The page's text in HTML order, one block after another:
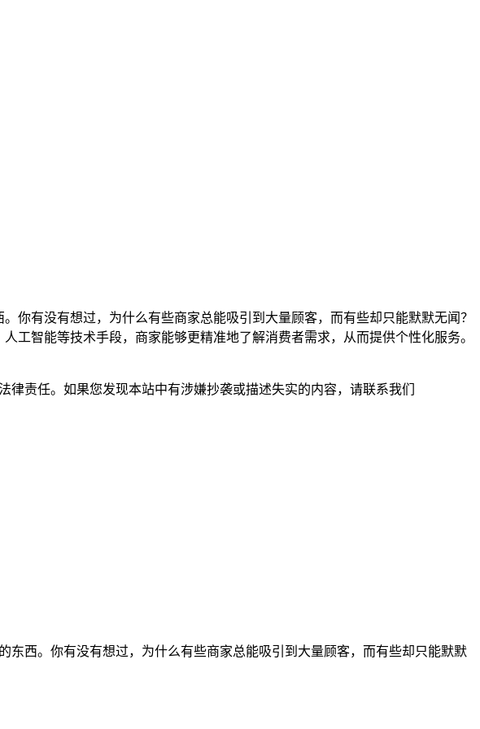
你有没有想过，为什么有些商家总能吸引到大量顾客，而有些却只能默默无闻？
工智能等技术手段，商家能够更精准地了解消费者需求，从而提供个性化服务。
责任。如果您发现本站中有涉嫌抄袭或描述失实的内容，请联系我们
西。你有没有想过，为什么有些商家总能吸引到大量顾客，而有些却只能默默